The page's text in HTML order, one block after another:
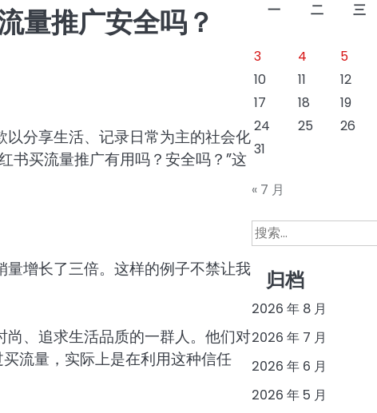
量推广安全吗？
分享生活、记录日常为主的社会化
书买流量推广有用吗？安全吗？”这
增长了三倍。这样的例子不禁让我
、追求生活品质的一群人。他们对
流量，实际上是在利用这种信任
一
二 三
3
4 5
10
11 12
17
18 19
24
25 26
31
« 7 月
搜
索：
归档
2026 年 8 月
2026 年 7 月
2026 年 6 月
2026 年 5 月